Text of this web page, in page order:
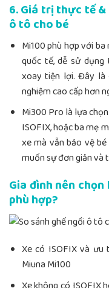
6. Giá trị thực tế
ô tô cho bé
Mi100 phù hợp với
quốc tế, dễ sử
xoay tiện lợi. Đây là
nghiệm cao cấp hơn
Mi300 Pro là lựa
ISOFIX, hoặc ba mẹ
xe mà vẫn bảo vệ
muốn sự đơn giản và
Gia đình nên
phù hợp?
Xe có ISOFIX và
Miuna Mi100